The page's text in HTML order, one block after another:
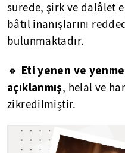
surede, şirk ve dalâlet
bâtıl inanışlarını
bulunmaktadır.
🔸 Eti yenen ve
açıklanmış, helal ve
zikredilmiştir.